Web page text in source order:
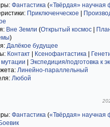
Фантастика («Твёрдая» научная
Приключенческое
Вне Земли (Открытый космос
)
Далёкое будущее
Контакт Ксенофантастика
Экспедиция/подготовка к
Линейно-параллельный
Любой
Фантастика («Твёрдая» научная
Боевик